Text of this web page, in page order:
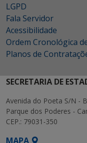
LGPD
Fala Servidor
Acessibilidade
Ordem Cronológica
Planos de
SECRETARIA DE
Avenida do Poeta S/N -
Parque dos Poderes -
CEP.: 79031-350
MAPA